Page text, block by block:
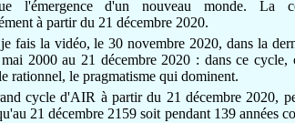
l'émergence d'un nouveau monde.La
à partir du 21 décembre 2020.
fais la vidéo, le 30 novembre 2020, dans la
2000 au 21 décembre 2020 : dans ce cycle,
rationnel, le pragmatisme qui dominent.
cycle d'AIR à partir du 21 décembre 2020,
21 décembre 2159 soit pendant 139 années